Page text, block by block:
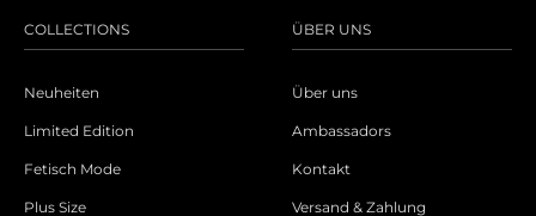
COLLECTIONS
Neuheiten
Limited Edition
Fetisch Mode
Plus Size
ÜBER UNS
Über uns
Ambassadors
Kontakt
Versand & Zahlung